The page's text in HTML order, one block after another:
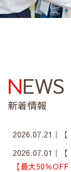
NEWS
新着情報
2026.07.21｜
2026.07.01｜
【最大50％